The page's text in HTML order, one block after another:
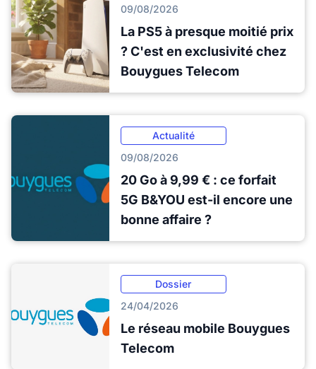
09/08/2026
La PS5 à presque moitié prix
? C'est en exclusivité chez
Bouygues Telecom
Actualité
09/08/2026
20 Go à 9,99 € : ce forfait
5G B&YOU est-il encore une
bonne affaire ?
Dossier
24/04/2026
Le réseau mobile Bouygues
Telecom